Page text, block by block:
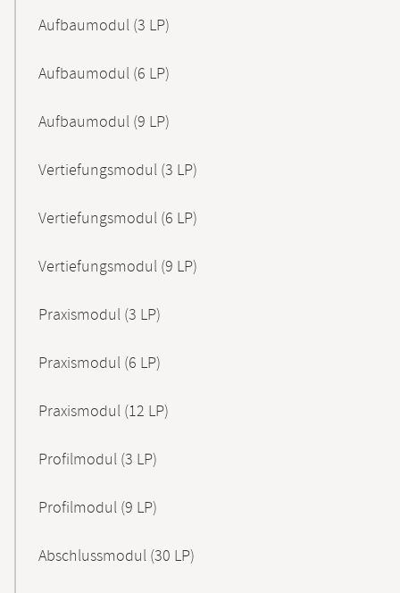
Aufbaumodul (3 LP)
Aufbaumodul (6 LP)
Aufbaumodul (9 LP)
Vertiefungsmodul (3 LP)
Vertiefungsmodul (6 LP)
Vertiefungsmodul (9 LP)
Praxismodul (3 LP)
Praxismodul (6 LP)
Praxismodul (12 LP)
Profilmodul (3 LP)
Profilmodul (9 LP)
Abschlussmodul (30 LP)